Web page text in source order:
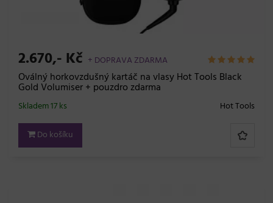
2.670,- Kč + DOPRAVA ZDARMA
Oválný horkovzdušný kartáč na vlasy Hot Tools Black
Gold Volumiser + pouzdro zdarma
Hot Tools
Skladem 17 ks
Do košíku